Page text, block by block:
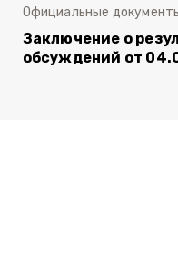
Официальные
Заключение о
обсуждений от